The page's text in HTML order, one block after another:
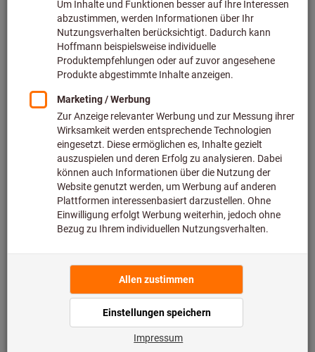
Individuelle Preisanzeige für Geschäftskunden nach
Anmeldung.
In den Warenkorb
Voraussichtliche Lieferzeit: 2-3 Wochen
Bitte beachten Sie die Lieferzeit und eingeschränkte
Beratung:
Diesen Artikel bestellen wir für Sie direkt beim Hersteller,
Artikel merken Artikel teilen